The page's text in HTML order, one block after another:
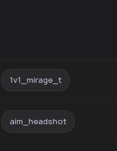
1v1_mirage_t
aim_headshot